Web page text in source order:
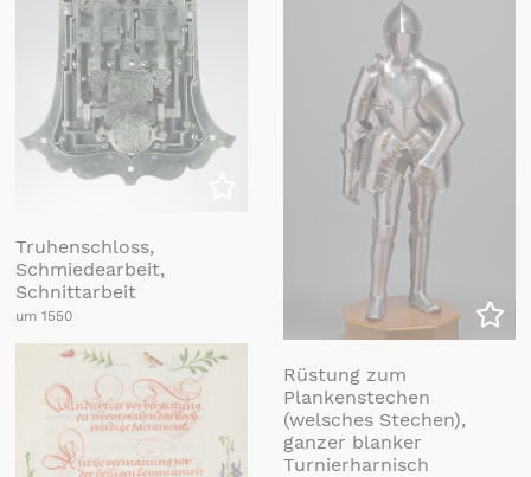
Zu meiner Liste hinzufügen
Truhenschloss,
Schmiedearbeit,
Schnittarbeit
um 1550
Zu
Rüstung zum
Plankenstechen
(welsches Stechen),
ganzer blanker
Turnierharnisch